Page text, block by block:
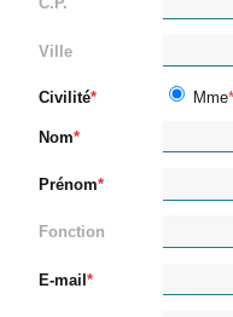
Ville
Civilité Mme
Nom
Prénom
Fonction
E-mail